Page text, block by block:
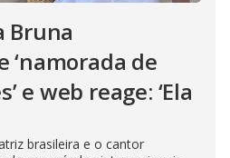
Bruna
‘namorada de
e web reage: ‘Ela
brasileira e o cantor